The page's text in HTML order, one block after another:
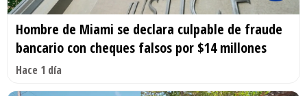
Hombre de Miami se declara culpable de fraude
bancario con cheques falsos por $14 millones
Hace 1 día